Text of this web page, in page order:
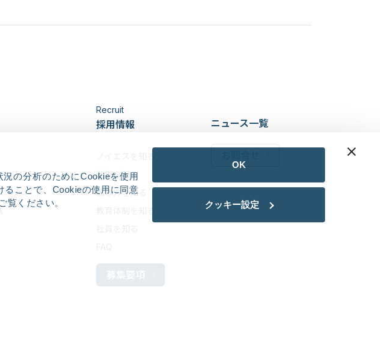
の分析のためにCookieを使用
ることで、Cookieの使用に同意
覧ください。
OK
クッキー設定
Recruit
採用情報
仕事を知る
働き方を知る
募集要項
ニュース一覧